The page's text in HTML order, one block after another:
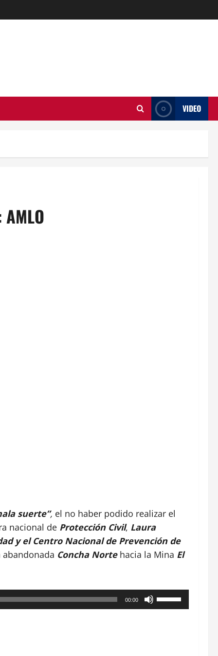
VIDEO
suerte”, el no haber podido realizar el
nacional de Protección Civil, Laura
y el Centro Nacional de Prevención de
Concha Nortehacia la Mina El
00:00
Utiliza
las